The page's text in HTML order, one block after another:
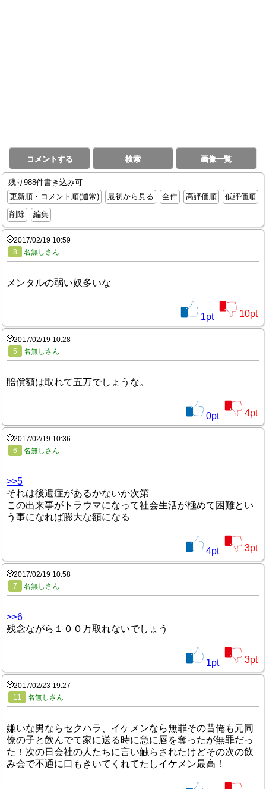
コメントする 検索 画像一覧
残り988件書き込み可
更新順・コメント順(通常)
最初から見る 全件 高評価順
低評価順
削除
編集
2017/02/19 10:59
8
名無しさん
メンタルの弱い奴多いな
1pt 10pt
2017/02/19 10:28
5
名無しさん
賠償額は取れて五万でしょうな。
0pt 4pt
2017/02/19 10:36
6
名無しさん
>>5
それは後遺症があるかないか次第
この出来事がトラウマになって社会生活が極めて困難とい
う事になれば膨大な額になる
4pt 3pt
2017/02/19 10:58
7
名無しさん
>>6
残念ながら１００万取れないでしょう
1pt 3pt
2017/02/23 19:27
11
名無しさん
嫌いな男ならセクハラ、イケメンなら無罪その昔俺も元同
僚の子と飲んでて家に送る時に急に唇を奪ったが無罪だっ
た！次の日会社の人たちに言い触らされたけどその次の飲
み会で不通に口もきいてくれてたしイケメン最高！